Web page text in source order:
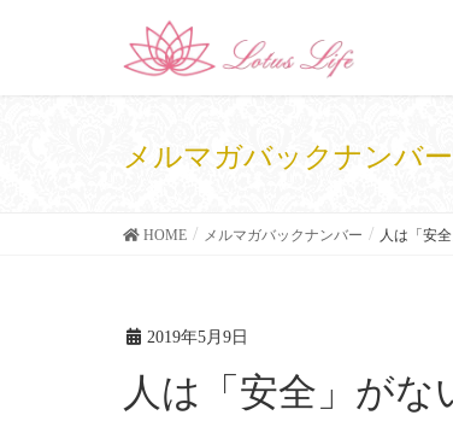
メルマガバックナンバー
HOME メルマガバックナンバー 人は「安
2019年5月9日
人は「安全」がないと「チャレンジ」できない人